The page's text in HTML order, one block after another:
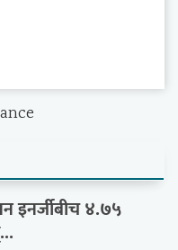
इनर्जीबीच ४.७५